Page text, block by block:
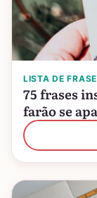
LISTA DE
75 frases
farão se